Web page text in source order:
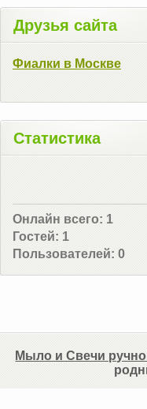
Друзья сайта
Фиалки в Москве
Статистика
Онлайн всего: 1
Гостей: 1
Пользователей: 0
Мыло и Свечи